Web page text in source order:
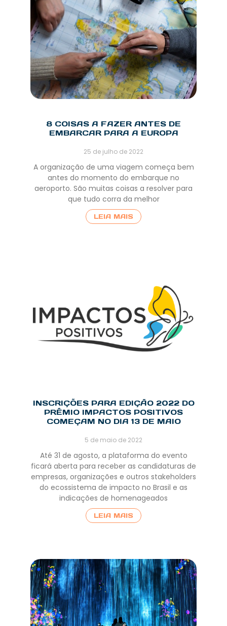
8 COISAS A FAZER ANTES DE
EMBARCAR PARA A EUROPA
25 de julho de 2022
A organização de uma viagem começa bem
antes do momento do embarque no
aeroporto. São muitas coisas a resolver para
que tudo corra da melhor
LEIA MAIS
INSCRIÇÕES PARA EDIÇÃO 2022 DO
PRÊMIO IMPACTOS POSITIVOS
COMEÇAM NO DIA 13 DE MAIO
5 de maio de 2022
Até 31 de agosto, a plataforma do evento
ficará aberta para receber as candidaturas de
empresas, organizações e outros stakeholders
do ecossistema de impacto no Brasil e as
indicações de homenageados
LEIA MAIS